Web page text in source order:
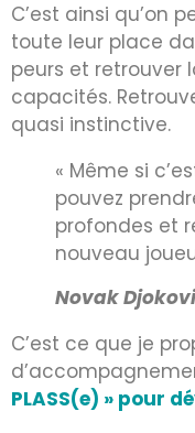
C’est ainsi qu’on
toute leur place
peurs et retrouver
capacités.
quasi instinctive.
« Même si
pouvez
profondes et
nouveau
Novak
C’est ce que je
PLASS(e) » pour